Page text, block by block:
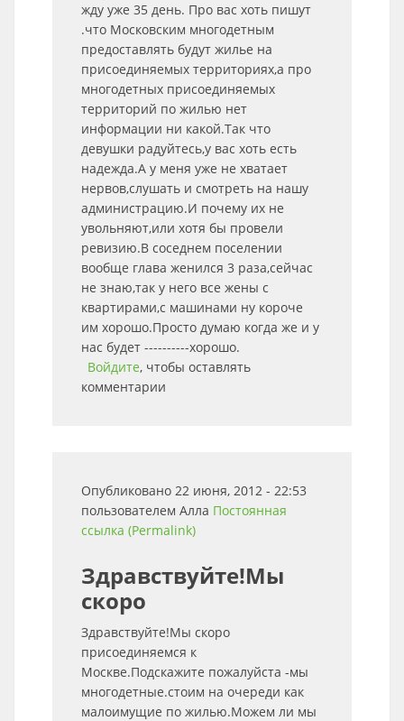
жду уже 35 день. Про вас хоть пишут
.что Московским многодетным
предоставлять будут жилье на
присоединяемых территориях,а про
многодетных присоединяемых
территорий по жилью нет
информации ни какой.Так что
девушки радуйтесь,у вас хоть есть
надежда.А у меня уже не хватает
нервов,слушать и смотреть на нашу
администрацию.И почему их не
увольняют,или хотя бы провели
ревизию.В соседнем поселении
вообще глава женился 3 раза,сейчас
не знаю,так у него все жены с
квартирами,с машинами ну короче
им хорошо.Просто думаю когда же и у
нас будет ----------хорошо.
Войдите, чтобы оставлять
комментарии
Опубликовано 22 июня, 2012 - 22:53
пользователем Алла Постоянная
ссылка (Permalink)
Здравствуйте!Мы
скоро
Здравствуйте!Мы скоро
присоединяемся к
Москве.Подскажите пожалуйста -мы
многодетные.стоим на очереди как
малоимущие по жилью.Можем ли мы